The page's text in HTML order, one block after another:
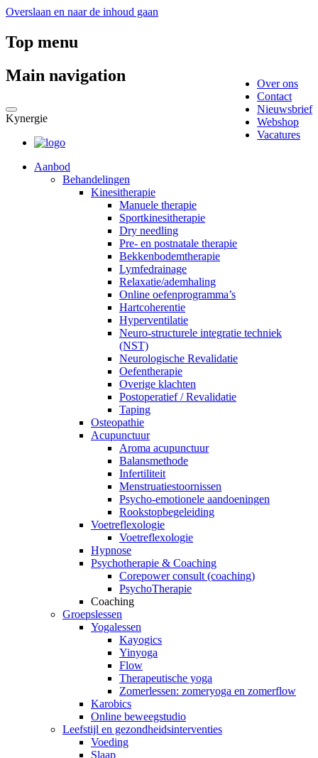
Overslaan en naar de inhoud gaan
Top menu
Over ons
Contact
Nieuwsbrief
Webshop
Vacatures
Main navigation
Kynergie
Aanbod
Behandelingen
Kinesitherapie
Manuele therapie
Sportkinesitherapie
Dry needling
Pre- en postnatale therapie
Bekkenbodemtherapie
Lymfedrainage
Relaxatie/ademhaling
Online oefenprogramma’s
Hartcoherentie
Hyperventilatie
Neuro-structurele integratie techniek
(NST)
Neurologische Revalidatie
Oefentherapie
Overige klachten
Postoperatief / Revalidatie
Taping
Osteopathie
Acupunctuur
Aroma acupunctuur
Balansmethode
Infertiliteit
Menstruatiestoornissen
Psycho-emotionele aandoeningen
Rookstopbegeleiding
Voetreflexologie
Voetreflexologie
Hypnose
Psychotherapie & Coaching
Corepower consult (coaching)
PsychoTherapie
Coaching
Groepslessen
Yogalessen
Kayogics
Yinyoga
Flow
Therapeutische yoga
Zomerlessen: zomeryoga en zomerflow
Karobics
Online beweegstudio
Leefstijl en gezondheidsinterventies
Voeding
Slaap